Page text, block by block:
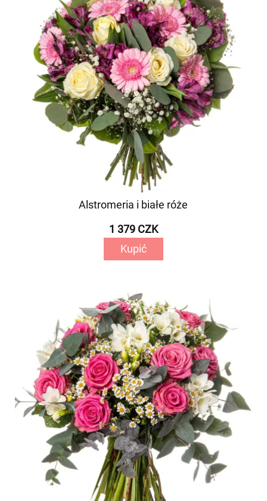
Alstromeria i białe róże
1 379 CZK
Kupić